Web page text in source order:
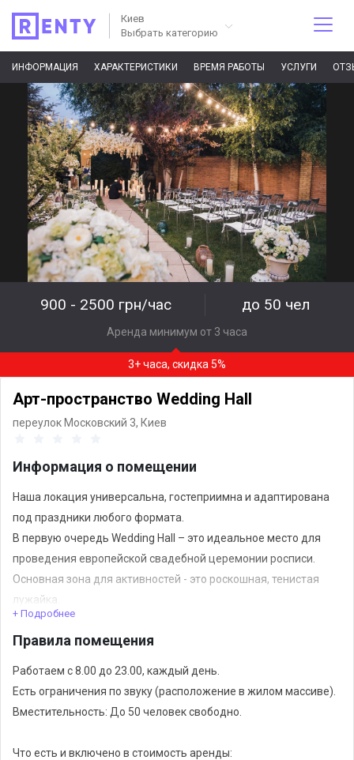
Киев
Выбрать категорию
ИНФОРМАЦИЯ ХАРАКТЕРИСТИКИ ВРЕМЯ РАБОТЫ УСЛУГИ
900 - 2500 грн/час до 50 чел
Аренда минимум от 3 часа
3+ часа, скидка 5%
Арт-пространство Wedding Hall
переулок Московский 3, Киев
Информация о помещении
Наша локация универсальна, гостеприимна и адаптирована
под праздники любого формата.
В первую очередь Wedding Hall – это идеальное место для
проведения европейской свадебной церемонии росписи.
Основная зона для активностей - это роскошная, тенистая
лужайка.
Так же фуршетная зона, где можно насладиться легкими
закусками и десертами на открытом воздухе или в
+ Подробнее
Правила помещения
Работаем с 8.00 до 23.00, каждый день.
Есть ограничения по звуку (расположение в жилом массиве).
Вместительность: До 50 человек свободно.
Что есть и включено в стоимость аренды: